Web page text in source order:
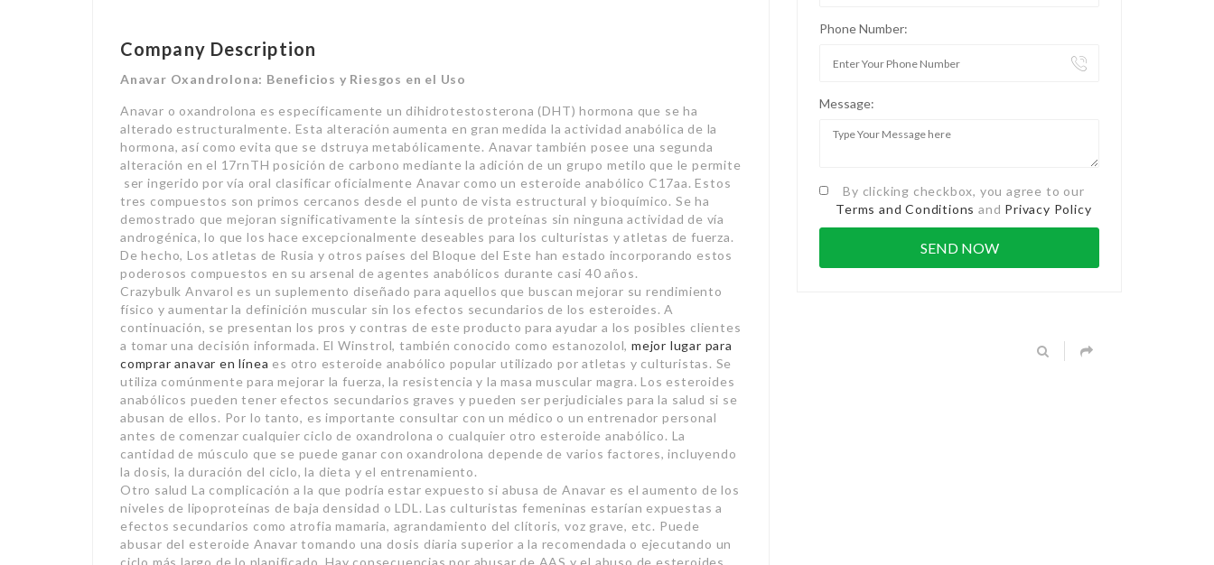
Company Description
Anavar Oxandrolona: Beneficios y Riesgos en el Uso
Anavar o oxandrolona es específicamente un dihidrotestosterona (DHT) hormona que se ha
alterado estructuralmente. Esta alteración aumenta en gran medida la actividad anabólica de la
hormona, así como evita que se dstruya metabólicamente. Anavar también posee una segunda
alteración en el 17rnTH posición de carbono mediante la adición de un grupo metilo que le permite
ser ingerido por vía oral clasificar oficialmente Anavar como un esteroide anabólico C17­aa. Estos
tres compuestos son primos cercanos desde el punto de vista estructural y bioquímico. Se ha
demostrado que mejoran significativamente la síntesis de proteínas sin ninguna actividad de vía
androgénica, lo que los hace excepcionalmente deseables para los culturistas y atletas de fuerza.
De hecho, Los atletas de Rusia y otros países del Bloque del Este han estado incorporando estos
poderosos compuestos en su arsenal de agentes anabólicos durante casi 40 años.
Crazybulk Anvarol es un suplemento diseñado para aquellos que buscan mejorar su rendimiento
físico y aumentar la definición muscular sin los efectos secundarios de los esteroides. A
continuación, se presentan los pros y contras de este producto para ayudar a los posibles clientes
a tomar una decisión informada. El Winstrol, también conocido como estanozolol, mejor lugar para
comprar anavar en línea es otro esteroide anabólico popular utilizado por atletas y culturistas. Se
utiliza comúnmente para mejorar la fuerza, la resistencia y la masa muscular magra. Los esteroides
anabólicos pueden tener efectos secundarios graves y pueden ser perjudiciales para la salud si se
abusan de ellos. Por lo tanto, es importante consultar con un médico o un entrenador personal
antes de comenzar cualquier ciclo de oxandrolona o cualquier otro esteroide anabólico. La
cantidad de músculo que se puede ganar con oxandrolona depende de varios factores, incluyendo
la dosis, la duración del ciclo, la dieta y el entrenamiento.
Otro salud La complicación a la que podría estar expuesto si abusa de Anavar es el aumento de los
niveles de lipoproteínas de baja densidad o LDL. Las culturistas femeninas estarían expuestas a
efectos secundarios como atrofia mamaria, agrandamiento del clítoris, voz grave, etc. Puede
abusar del esteroide Anavar tomando una dosis diaria superior a la recomendada o ejecutando un
ciclo más largo de lo planificado. Hay consecuencias por abusar de AAS y el abuso de esteroides
Phone Number:
Message:
By clicking checkbox, you agree to our
Terms and Conditions and Privacy Policy